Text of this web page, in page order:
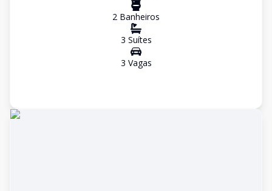
2 Banheiros
3 Suítes
3 Vagas